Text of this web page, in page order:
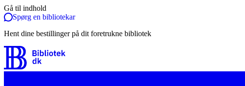
Gå til indhold
Spørg en bibliotekar
Hent dine bestillinger på dit foretrukne bibliotek